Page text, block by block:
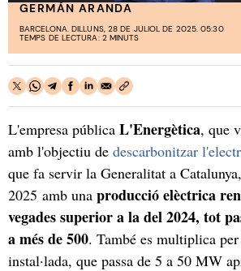
GERMÁN ARANDA
BARCELONA. DILLUNS, 28 DE JULIOL DE 2025. 05:30
TEMPS DE LECTURA: 2 MINUTS
L'empresa pública L'Energètica, que
amb l'objectiu de descarbonitzar
que fa servir la Generalitat a
2025 amb una producció elèctrica
vegades superior a la del 2024, tot
a més de 500. També es multiplica
instal·lada, que passa de 5 a 50 MW